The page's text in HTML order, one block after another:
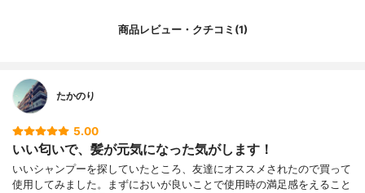
商品レビュー・クチコミ(1)
たかのり
5.00
いい匂いで、髪が元気になった気がします！
いいシャンプーを探していたところ、友達にオススメされたので買って
使用してみました。まずにおいが良いことで使用時の満足感をえること